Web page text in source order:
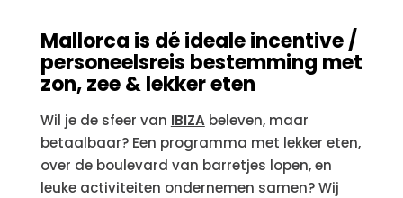
Mallorca is dé idealeincentive /
personeelsreis bestemming met
zon, zee & lekker eten
Wil je de sfeer van IBIZAbeleven, maar
betaalbaar? Een programma met lekker eten,
over de boulevard van barretjes lopen, en
leuke activiteiten ondernemen samen? Wij